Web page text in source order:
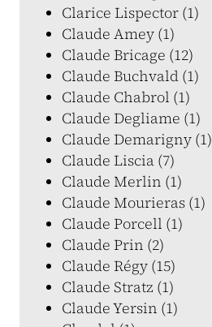
Clarice Lispector (1)
Claude Amey (1)
Claude Bricage (12)
Claude Buchvald (1)
Claude Chabrol (1)
Claude Degliame (1)
Claude Demarigny (1)
Claude Liscia (7)
Claude Merlin (1)
Claude Mourieras (1)
Claude Porcell (1)
Claude Prin (2)
Claude Régy (15)
Claude Stratz (1)
Claude Yersin (1)